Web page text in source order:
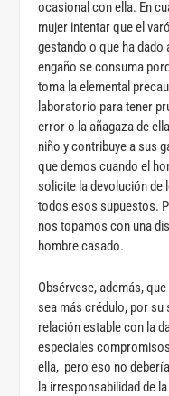
ocasional con ella. En
mujer intentar que el
gestando o que ha dado
engaño se consuma
toma la elemental
laboratorio para tener
error o la añagaza de
niño y contribuye a sus
que demos cuando el
solicite la devolución de
todos esos supuestos.
nos topamos con una
hombre casado.
Obsérvese, además,
sea más crédulo, por su
relación estable con la
especiales
ella, pero eso no
la irresponsabilidad de